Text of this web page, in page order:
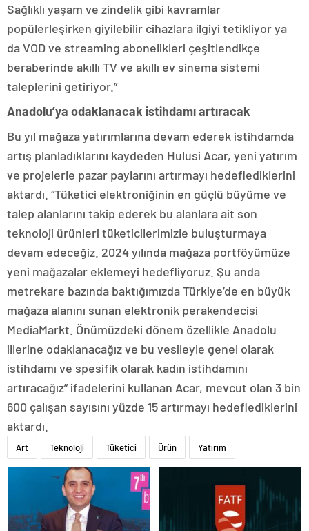
Sağlıklı yaşam ve zindelik gibi kavramlar
popülerleşirken giyilebilir cihazlara ilgiyi tetikliyor ya
da VOD ve streaming abonelikleri çeşitlendikçe
beraberinde akıllı TV ve akıllı ev sinema sistemi
taleplerini getiriyor.”
Anadolu’ya odaklanacak istihdamı artıracak
Bu yıl mağaza yatırımlarına devam ederek istihdamda
artış planladıklarını kaydeden Hulusi Acar, yeni yatırım
ve projelerle pazar paylarını artırmayı hedeflediklerini
aktardı. “Tüketici elektroniğinin en güçlü büyüme ve
talep alanlarını takip ederek bu alanlara ait son
teknoloji ürünleri tüketicilerimizle buluşturmaya
devam edeceğiz. 2024 yılında mağaza portföyümüze
yeni mağazalar eklemeyi hedefliyoruz. Şu anda
metrekare bazında baktığımızda Türkiye’de en büyük
mağaza alanını sunan elektronik perakendecisi
MediaMarkt. Önümüzdeki dönem özellikle Anadolu
illerine odaklanacağız ve bu vesileyle genel olarak
istihdamı ve spesifik olarak kadın istihdamını
artıracağız” ifadelerini kullanan Acar, mevcut olan 3 bin
600 çalışan sayısını yüzde 15 artırmayı hedeflediklerini
aktardı.
Art Teknoloji Tüketici Ürün Yatırım